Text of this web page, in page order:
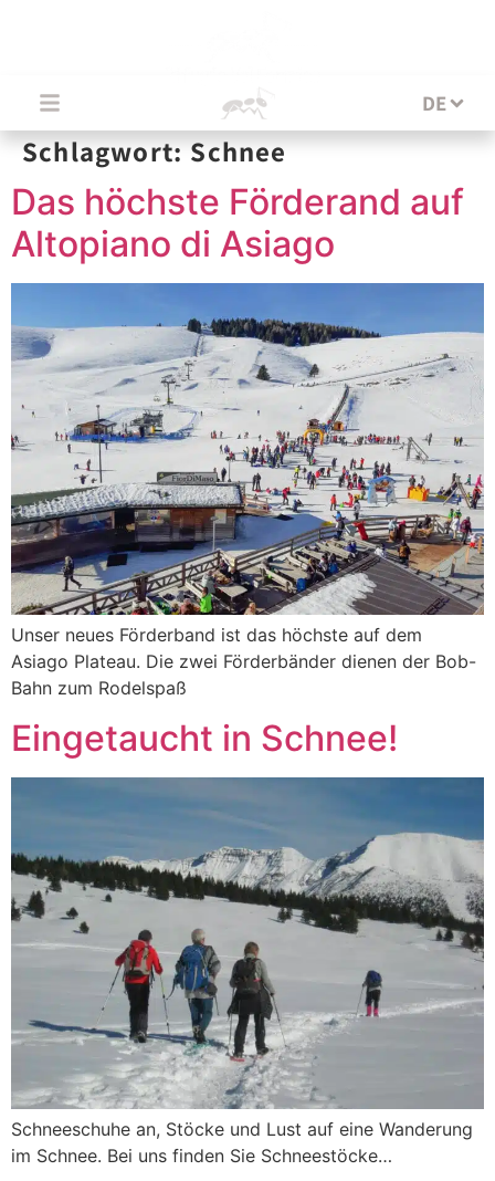
DE
Schlagwort:Schnee
Das höchste Förderand auf
Altopiano di Asiago
Unser neues Förderband ist das höchste auf dem
Asiago Plateau. Die zwei Förderbänder dienen der Bob-
Bahn zum Rodelspaß
Eingetaucht in Schnee!
Schneeschuhe an, Stöcke und Lust auf eine Wanderung
im Schnee. Bei uns finden Sie Schneestöcke…